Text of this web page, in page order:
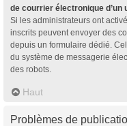
de courrier électronique d’un
Si les administrateurs ont
inscrits peuvent envoyer des
depuis un formulaire dédié.
du système de messagerie
des robots.
Haut
Problèmes de